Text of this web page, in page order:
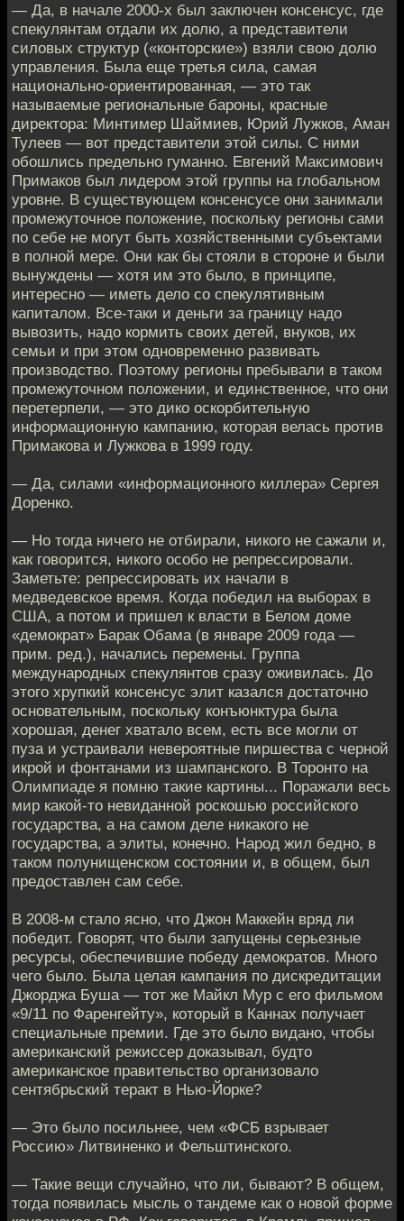
— Да, в начале 2000-х был заключен консенсус, где
спекулянтам отдали их долю, а представители
силовых структур («конторские») взяли свою долю
управления. Была еще третья сила, самая
национально-ориентированная, — это так
называемые региональные бароны, красные
директора: Минтимер Шаймиев, Юрий Лужков, Аман
Тулеев — вот представители этой силы. С ними
обошлись предельно гуманно. Евгений Максимович
Примаков был лидером этой группы на глобальном
уровне. В существующем консенсусе они занимали
промежуточное положение, поскольку регионы сами
по себе не могут быть хозяйственными субъектами
в полной мере. Они как бы стояли в стороне и были
вынуждены — хотя им это было, в принципе,
интересно — иметь дело со спекулятивным
капиталом. Все-таки и деньги за границу надо
вывозить, надо кормить своих детей, внуков, их
семьи и при этом одновременно развивать
производство. Поэтому регионы пребывали в таком
промежуточном положении, и единственное, что они
перетерпели, — это дико оскорбительную
информационную кампанию, которая велась против
Примакова и Лужкова в 1999 году.
— Да, силами «информационного киллера» Сергея
Доренко.
— Но тогда ничего не отбирали, никого не сажали и,
как говорится, никого особо не репрессировали.
Заметьте: репрессировать их начали в
медведевское время. Когда победил на выборах в
США, а потом и пришел к власти в Белом доме
«демократ» Барак Обама (в январе 2009 года —
прим. ред.), начались перемены. Группа
международных спекулянтов сразу оживилась. До
этого хрупкий консенсус элит казался достаточно
основательным, поскольку конъюнктура была
хорошая, денег хватало всем, есть все могли от
пуза и устраивали невероятные пиршества с черной
икрой и фонтанами из шампанского. В Торонто на
Олимпиаде я помню такие картины... Поражали весь
мир какой-то невиданной роскошью российского
государства, а на самом деле никакого не
государства, а элиты, конечно. Народ жил бедно, в
таком полунищенском состоянии и, в общем, был
предоставлен сам себе.
В 2008-м стало ясно, что Джон Маккейн вряд ли
победит. Говорят, что были запущены серьезные
ресурсы, обеспечившие победу демократов. Много
чего было. Была целая кампания по дискредитации
Джорджа Буша — тот же Майкл Мур с его фильмом
«9/11 по Фаренгейту», который в Каннах получает
специальные премии. Где это было видано, чтобы
американский режиссер доказывал, будто
американское правительство организовало
сентябрьский теракт в Нью-Йорке?
— Это было посильнее, чем «ФСБ взрывает
Россию» Литвиненко и Фельштинского.
— Такие вещи случайно, что ли, бывают? В общем,
тогда появилась мысль о тандеме как о новой форме